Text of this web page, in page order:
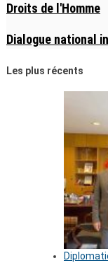
Droits de l'Homme
Dialogue national
Les plus récents